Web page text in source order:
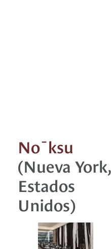
Nōksu
(Nueva York,
Estados
Unidos)